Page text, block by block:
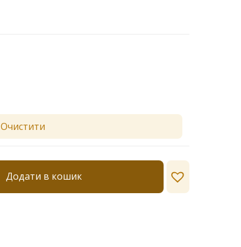
Очистити
Додати в кошик